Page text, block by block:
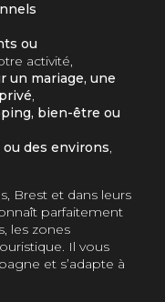
ou
activité,
un mariage, une
,
bien-être ou
des environs,
Brest et dans leurs
parfaitement
les zones
Il vous
et s’adapte à